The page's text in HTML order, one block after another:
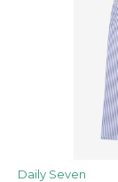
Daily Seven